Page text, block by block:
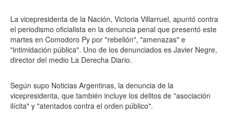
La vicepresidenta de la Nación, Victoria Villarruel, apuntó contra
el periodismo oficialista en la denuncia penal que presentó este
martes en Comodoro Py por "rebelión", "amenazas" e
"intimidación pública". Uno de los denunciados es Javier Negre,
director del medio La Derecha Diario.
Según supo Noticias Argentinas, la denuncia de la
vicepresidenta, que también incluye los delitos de "asociación
ilícita" y "atentados contra el orden público".